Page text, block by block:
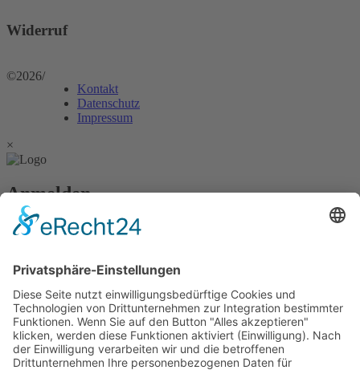
Widerruf
©2026/
Kontakt
Datenschutz
Impressum
×
Anmelden
Passwort vergessen?
Angemeldet bleiben
Anmelden